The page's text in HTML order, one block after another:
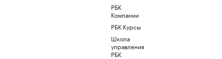
РБК
Компании
РБК Курсы
Школа
управления
РБК